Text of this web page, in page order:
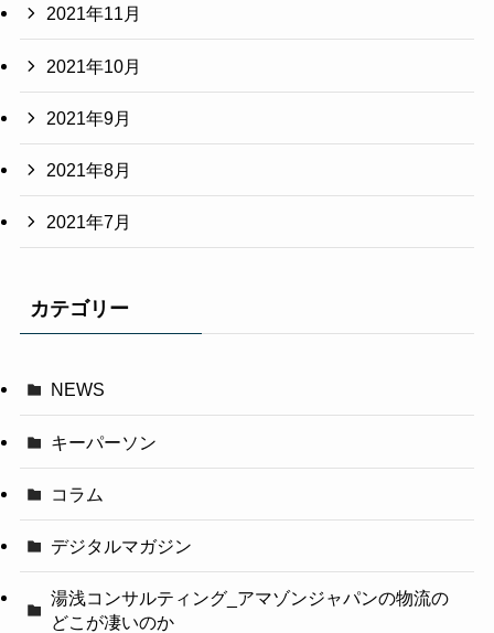
2021年11月
2021年10月
2021年9月
2021年8月
2021年7月
カテゴリー
NEWS
キーパーソン
コラム
デジタルマガジン
湯浅コンサルティング_アマゾンジャパンの物流の
どこが凄いのか